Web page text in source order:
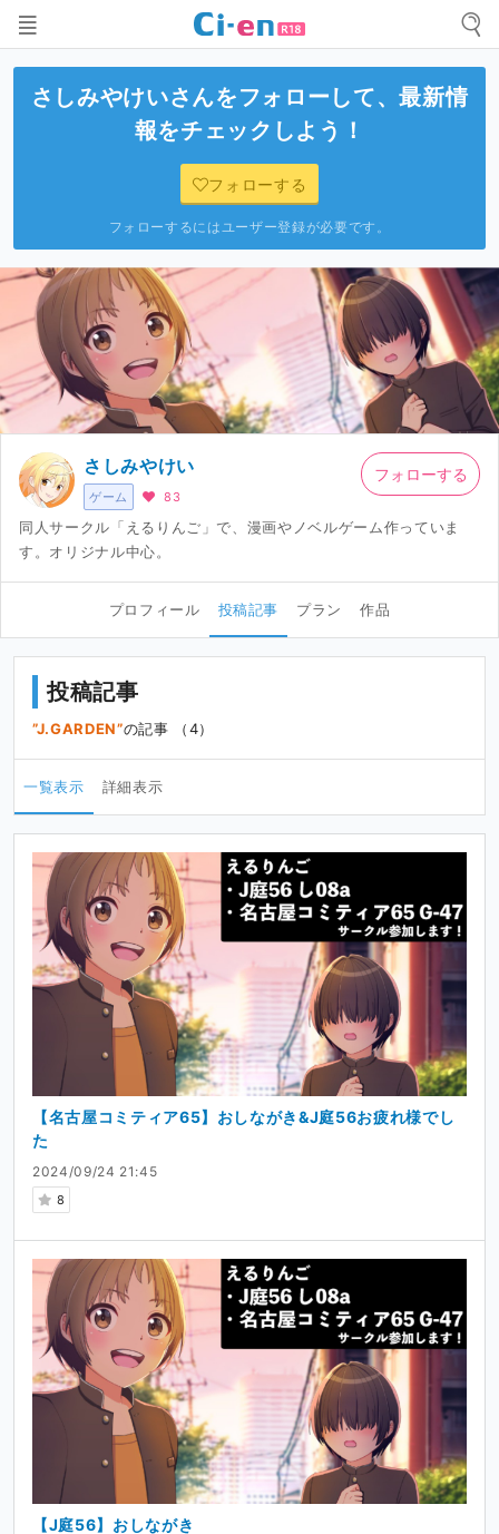
さしみやけいさんをフォローして、最新情
報をチェックしよう！
フォローする
フォローするにはユーザー登録が必要です。
ゲーム
さしみやけい
83
同人サークル「えるりんご」で、漫画やノベルゲーム作っていま
す。オリジナル中心。
フォローする
プロフィール 投稿記事 プラン 作品
投稿記事
J.GARDEN の記事 （4）
一覧表示 詳細表示
2024/09/24 21:45
8
【名古屋コミティア65】おしながき&J庭56お疲れ様でし
た
【J庭56】おしながき